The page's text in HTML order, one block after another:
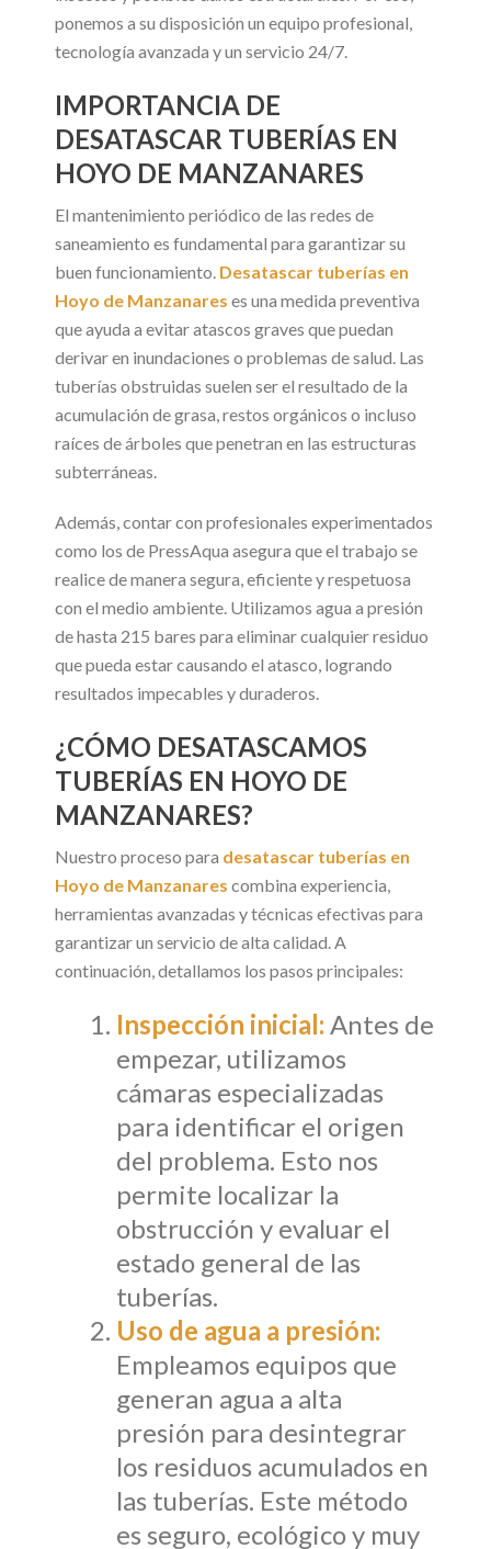
ponemos a su disposición un equipo profesional,
tecnología avanzada y un servicio 24/7.
IMPORTANCIA DE
DESATASCAR TUBERÍAS EN
HOYO DE MANZANARES
El mantenimiento periódico de las redes de
saneamiento es fundamental para garantizar su
buen funcionamiento. Desatascar tuberías en
Hoyo de Manzanares es una medida preventiva
que ayuda a evitar atascos graves que puedan
derivar en inundaciones o problemas de salud. Las
tuberías obstruidas suelen ser el resultado de la
acumulación de grasa, restos orgánicos o incluso
raíces de árboles que penetran en las estructuras
subterráneas.
Además, contar con profesionales experimentados
como los de PressAqua asegura que el trabajo se
realice de manera segura, eficiente y respetuosa
con el medio ambiente. Utilizamos agua a presión
de hasta 215 bares para eliminar cualquier residuo
que pueda estar causando el atasco, logrando
resultados impecables y duraderos.
¿CÓMO DESATASCAMOS
TUBERÍAS EN HOYO DE
MANZANARES?
Nuestro proceso para desatascar tuberías en
Hoyo de Manzanares combina experiencia,
herramientas avanzadas y técnicas efectivas para
garantizar un servicio de alta calidad. A
continuación, detallamos los pasos principales:
Inspección inicial: Antes de
empezar, utilizamos
cámaras especializadas
para identificar el origen
del problema. Esto nos
permite localizar la
obstrucción y evaluar el
estado general de las
tuberías.
Uso de agua a presión:
Empleamos equipos que
generan agua a alta
presión para desintegrar
los residuos acumulados en
las tuberías. Este método
es seguro, ecológico y muy